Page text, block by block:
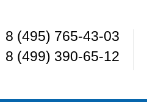
8 (495) 765-43-03
8 (499) 390-65-12